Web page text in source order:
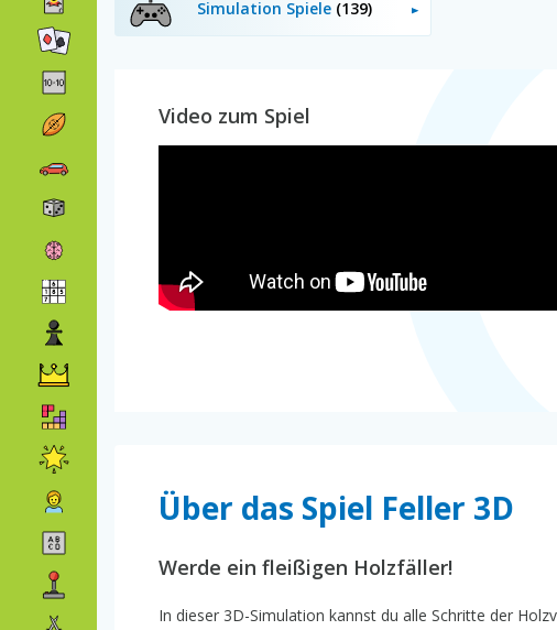
Simulation Spiele (139)
Video zum Spiel
Über das Spiel Feller 3D
Werde ein fleißigen Holzfäller!
In dieser 3D-Simulation kannst du alle Schritte der